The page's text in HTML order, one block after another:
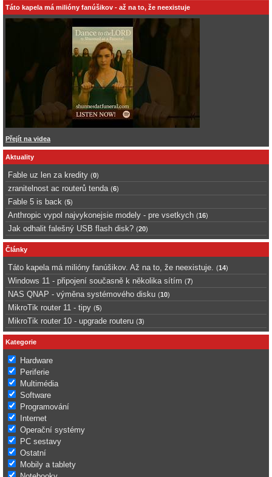
Táto kapela má milióny fanúšikov - až na to, že neexistuje
Přejít na videa
Aktuality
Fable uz len za kredity (0)
zranitelnost ac routerů tenda (6)
Fable 5 is back (5)
Anthropic vypol najvykonejsie modely - pre vsetkych (16)
Jak odhalit falešný USB flash disk? (20)
Články
Táto kapela má milióny fanúšikov. Až na to, že neexistuje. (14)
Windows 11 - připojení současně k několika sítím (7)
NAS QNAP - výměna systémového disku (10)
MikroTik router 11 - tipy (5)
MikroTik router 10 - upgrade routeru (3)
Kategorie
Hardware
Periferie
Multimédia
Software
Programování
Internet
Operační systémy
PC sestavy
Ostatní
Mobily a tablety